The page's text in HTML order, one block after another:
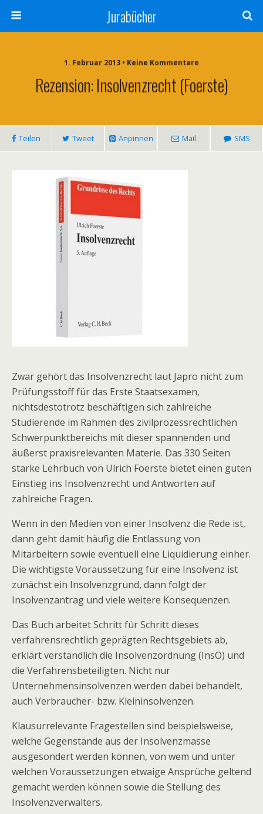
Jurabücher
1. Februar 2013 • Keine Kommentare
Rezension: Insolvenzrecht (Foerste)
Teilen Tweet Anpinnen Mail SMS
Zwar gehört das Insolvenzrecht laut Japro nicht zum
Prüfungsstoff für das Erste Staatsexamen,
nichtsdestotrotz beschäftigen sich zahlreiche
Studierende im Rahmen des zivilprozessrechtlichen
Schwerpunktbereichs mit dieser spannenden und
äußerst praxisrelevanten Materie. Das 330 Seiten
starke Lehrbuch von Ulrich Foerste bietet einen guten
Einstieg ins Insolvenzrecht und Antworten auf
zahlreiche Fragen.
Wenn in den Medien von einer Insolvenz die Rede ist,
dann geht damit häufig die Entlassung von
Mitarbeitern sowie eventuell eine Liquidierung einher.
Die wichtigste Voraussetzung für eine Insolvenz ist
zunächst ein Insolvenzgrund, dann folgt der
Insolvenzantrag und viele weitere Konsequenzen.
Das Buch arbeitet Schritt für Schritt dieses
verfahrensrechtlich geprägten Rechtsgebiets ab,
erklärt verständlich die Insolvenzordnung (InsO) und
die Verfahrensbeteiligten. Nicht nur
Unternehmensinsolvenzen werden dabei behandelt,
auch Verbraucher- bzw. Kleininsolvenzen.
Klausurrelevante Fragestellen sind beispielsweise,
welche Gegenstände aus der Insolvenzmasse
ausgesondert werden können, von wem und unter
welchen Voraussetzungen etwaige Ansprüche geltend
gemacht werden können sowie die Stellung des
Insolvenzverwalters.